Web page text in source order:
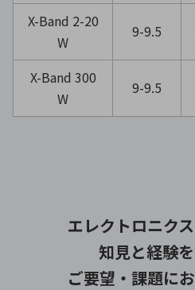
X-Band 2-20
W
9-9.5
X-Band 300
W
9-9.5
エレクトロニク
知見と経験を
ご要望・課題にお